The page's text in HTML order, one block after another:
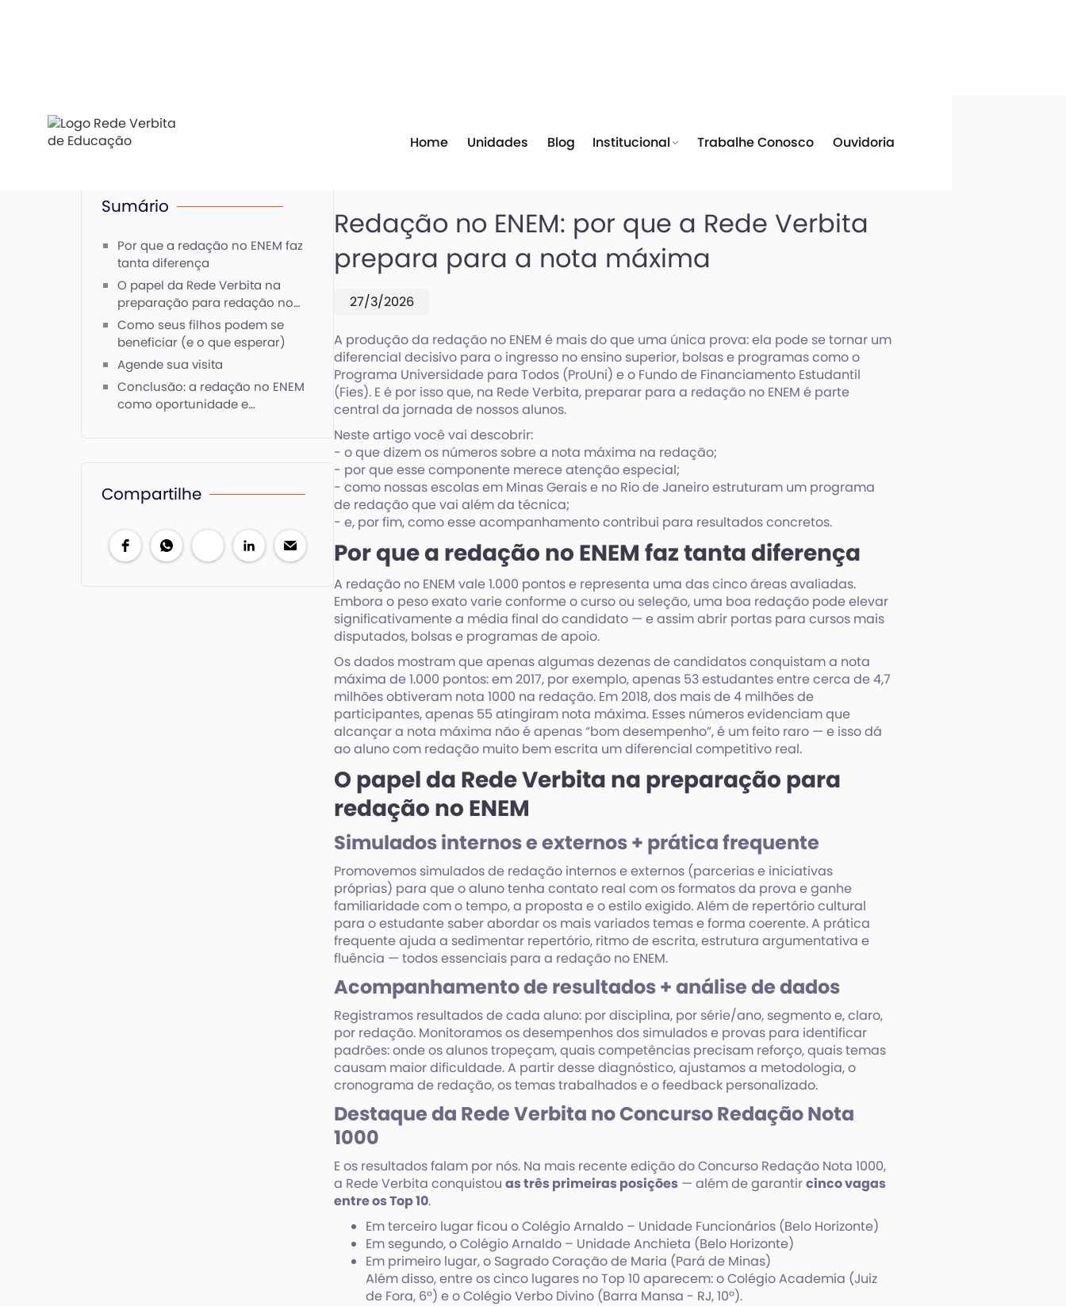
Home Unidades Blog Institucional Trabalhe Conosco Ouvidoria
Sumário
Por que a redação no ENEM faz
tanta diferença
O papel da Rede Verbita na
preparação para redação no
ENEM
Como seus filhos podem se
beneficiar (e o que esperar)
Agende sua visita
Conclusão: a redação no ENEM
como oportunidade e
Compartilhe
Redação no ENEM: por que a Rede Verbita
prepara para a nota máxima
27/3/2026
A produção da redação no ENEM é mais do que uma única prova: ela pode se tornar um
diferencial decisivo para o ingresso no ensino superior, bolsas e programas como o
Programa Universidade para Todos (ProUni) e o Fundo de Financiamento Estudantil
(Fies). E é por isso que, na Rede Verbita, preparar para a redação no ENEM é parte
central da jornada de nossos alunos.
Neste artigo você vai descobrir:
- o que dizem os números sobre a nota máxima na redação;
- por que esse componente merece atenção especial;
- como nossas escolas em Minas Gerais e no Rio de Janeiro estruturam um programa
de redação que vai além da técnica;
- e, por fim, como esse acompanhamento contribui para resultados concretos.
Por que a redação no ENEM faz tanta diferença
A redação no ENEM vale 1.000 pontos e representa uma das cinco áreas avaliadas.
Embora o peso exato varie conforme o curso ou seleção, uma boa redação pode elevar
significativamente a média final do candidato — e assim abrir portas para cursos mais
disputados, bolsas e programas de apoio.
Os dados mostram que apenas algumas dezenas de candidatos conquistam a nota
máxima de 1.000 pontos: em 2017, por exemplo, apenas 53 estudantes entre cerca de 4,7
milhões obtiveram nota 1000 na redação. Em 2018, dos mais de 4 milhões de
participantes, apenas 55 atingiram nota máxima. Esses números evidenciam que
alcançar a nota máxima não é apenas “bom desempenho”, é um feito raro — e isso dá
ao aluno com redação muito bem escrita um diferencial competitivo real.
O papel da Rede Verbita na preparação para
redação no ENEM
Simulados internos e externos + prática frequente
Promovemos simulados de redação internos e externos (parcerias e iniciativas
próprias) para que o aluno tenha contato real com os formatos da prova e ganhe
familiaridade com o tempo, a proposta e o estilo exigido. Além de repertório cultural
para o estudante saber abordar os mais variados temas e forma coerente. A prática
frequente ajuda a sedimentar repertório, ritmo de escrita, estrutura argumentativa e
fluência — todos essenciais para a redação no ENEM.
Acompanhamento de resultados + análise de dados
Registramos resultados de cada aluno: por disciplina, por série/ano, segmento e, claro,
por redação. Monitoramos os desempenhos dos simulados e provas para identificar
padrões: onde os alunos tropeçam, quais competências precisam reforço, quais temas
causam maior dificuldade. A partir desse diagnóstico, ajustamos a metodologia, o
cronograma de redação, os temas trabalhados e o feedback personalizado.
Destaque da Rede Verbita no Concurso Redação Nota
1000
E os resultados falam por nós. Na mais recente edição do Concurso Redação Nota 1000,
a Rede Verbita conquistouas três primeiras posições — além de garantircinco vagas
entre os Top 10.
Em terceiro lugar ficou o Colégio Arnaldo – Unidade Funcionários (Belo Horizonte)
Em segundo, o Colégio Arnaldo – Unidade Anchieta (Belo Horizonte)
Em primeiro lugar, o Sagrado Coração de Maria (Pará de Minas)
Além disso, entre os cinco lugares no Top 10 aparecem: o Colégio Academia (Juiz
de Fora, 6º) e o Colégio Verbo Divino (Barra Mansa - RJ, 10º).